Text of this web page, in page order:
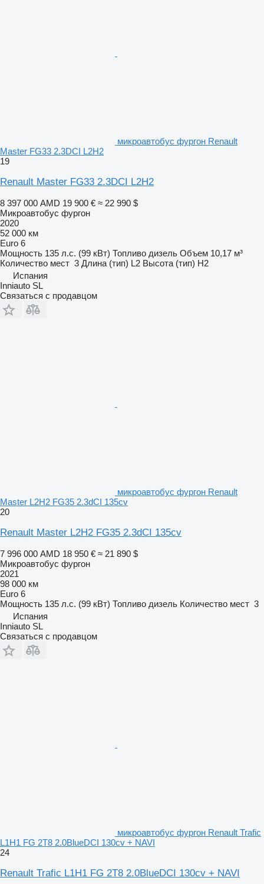
микроавтобус фургон Renault
Master FG33 2.3DCI L2H2
19
Renault Master FG33 2.3DCI L2H2
8 397 000 AMD 19 900 € ≈ 22 990 $
Микроавтобус фургон
2020
52 000 км
Euro 6
Мощность 135 л.с. (99 кВт) Топливо дизель Объем 10,17 м³
Количество мест 3 Длина (тип) L2 Высота (тип) H2
Испания
Inniauto SL
Связаться с продавцом
микроавтобус фургон Renault
Master L2H2 FG35 2.3dCI 135cv
20
Renault Master L2H2 FG35 2.3dCI 135cv
7 996 000 AMD 18 950 € ≈ 21 890 $
Микроавтобус фургон
2021
98 000 км
Euro 6
Мощность 135 л.с. (99 кВт) Топливо дизель Количество мест 3
Испания
Inniauto SL
Связаться с продавцом
микроавтобус фургон Renault Trafic
L1H1 FG 2T8 2.0BlueDCI 130cv + NAVI
24
Renault Trafic L1H1 FG 2T8 2.0BlueDCI 130cv + NAVI